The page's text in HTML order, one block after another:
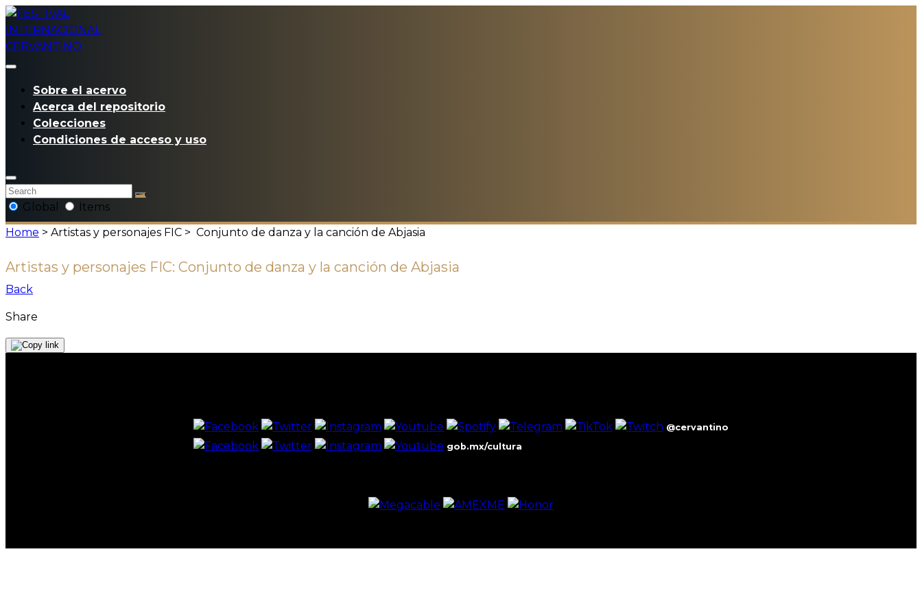
Sobre el acervo
Acerca del repositorio
Colecciones
Condiciones de acceso y uso
Global
Items
Home > Artistas y personajes FIC > Conjunto de danza y la canción de Abjasia
Artistas y personajes FIC: Conjunto de danza y la canción de Abjasia
Back
Share
@cervantino
gob.mx/cultura